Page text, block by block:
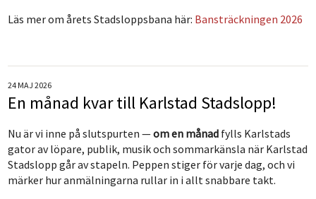
Läs mer om årets Stadsloppsbana här: Bansträckningen 2026
24 MAJ 2026
En månad kvar till Karlstad Stadslopp!
Nu är vi inne på slutspurten —om en månad fylls Karlstads
gator av löpare, publik, musik och sommarkänsla när Karlstad
Stadslopp går av stapeln. Peppen stiger för varje dag, och vi
märker hur anmälningarna rullar in i allt snabbare takt.